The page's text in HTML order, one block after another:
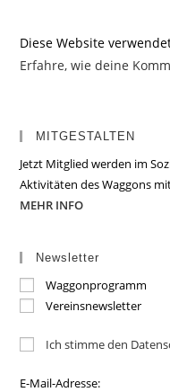
Diese Website
Erfahre, wie deine
MITGESTALTEN
Jetzt Mitglied werden im
Aktivitäten des Waggons
MEHR INFO
Newsletter
Waggonprogramm
Vereinsnewsletter
Ich stimme den
E-Mail-Adresse: